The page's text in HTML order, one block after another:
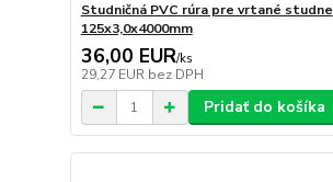
Studničná PVC rúra pre vrtané studne
125x3,0x4000mm
36,00 EUR/ks
29,27 EUR bez DPH
Pridať do košíka